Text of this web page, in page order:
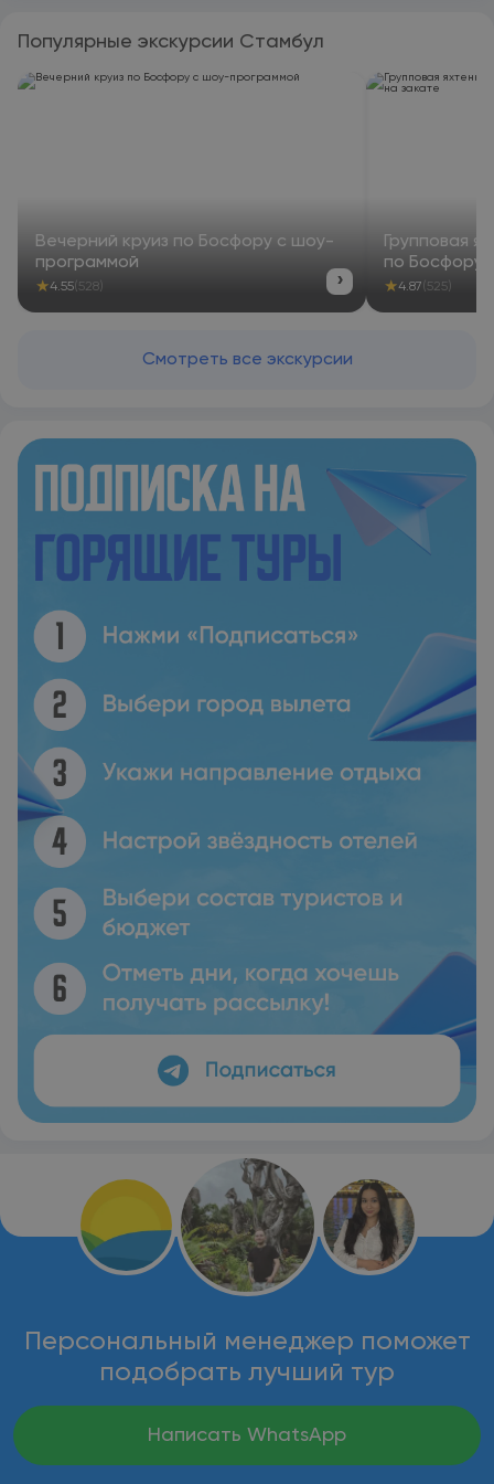
Популярные экскурсии Стамбул
Вечерний круиз по Босфору с шоу-
программой
★4.55 (528) ›
Групповая
по Босфору
★4.87 (525)
Смотреть все экскурсии
Персональный менеджер поможет
подобрать лучший тур
Написать WhatsApp